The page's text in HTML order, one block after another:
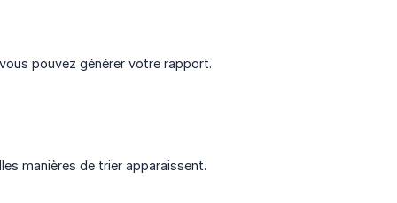
pouvez générer votre rapport.
manières de trier apparaissent.